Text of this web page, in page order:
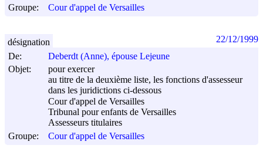
Groupe:
Cour d'appel de Versailles
De:
Deberdt (Anne), épouse Lejeune
Objet:
pour exercer
au titre de la deuxième liste, les fonctions d'assesseur
dans les juridictions ci-dessous
Cour d'appel de Versailles
Tribunal pour enfants de Versailles
Assesseurs titulaires
Groupe:
Cour d'appel de Versailles
désignation 22/12/1999